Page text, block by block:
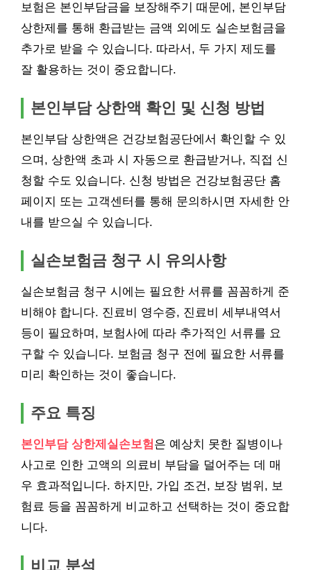
보험은 본인부담금을 보장해주기 때문에, 본인부담
상한제를 통해 환급받는 금액 외에도 실손보험금을
추가로 받을 수 있습니다. 따라서, 두 가지 제도를
잘 활용하는 것이 중요합니다.
본인부담 상한액 확인 및 신청 방법
본인부담 상한액은 건강보험공단에서 확인할 수 있
으며, 상한액 초과 시 자동으로 환급받거나, 직접 신
청할 수도 있습니다. 신청 방법은 건강보험공단 홈
페이지 또는 고객센터를 통해 문의하시면 자세한 안
내를 받으실 수 있습니다.
실손보험금 청구 시 유의사항
실손보험금 청구 시에는 필요한 서류를 꼼꼼하게 준
비해야 합니다. 진료비 영수증, 진료비 세부내역서
등이 필요하며, 보험사에 따라 추가적인 서류를 요
구할 수 있습니다. 보험금 청구 전에 필요한 서류를
미리 확인하는 것이 좋습니다.
주요 특징
본인부담 상한제실손보험은 예상치 못한 질병이나
사고로 인한 고액의 의료비 부담을 덜어주는 데 매
우 효과적입니다. 하지만, 가입 조건, 보장 범위, 보
험료 등을 꼼꼼하게 비교하고 선택하는 것이 중요합
니다.
비교 분석